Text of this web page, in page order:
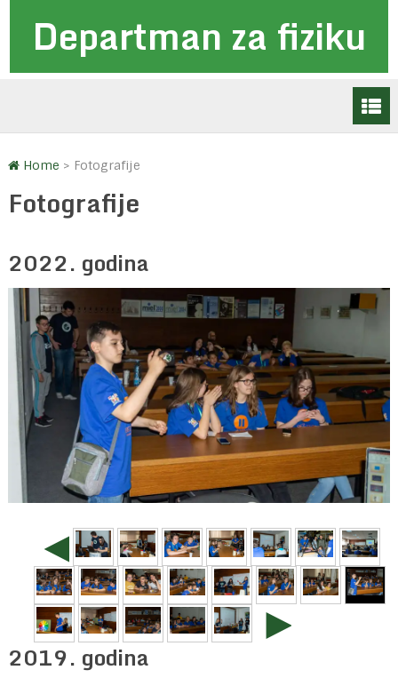
Departman za fiziku
Home > Fotografije
Fotografije
2022. godina
◄
►
2019. godina